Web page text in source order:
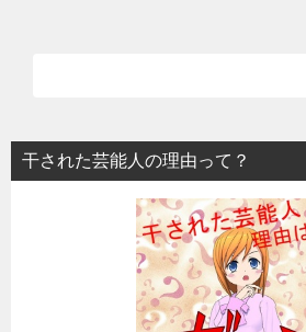
干された芸能人の理由って？